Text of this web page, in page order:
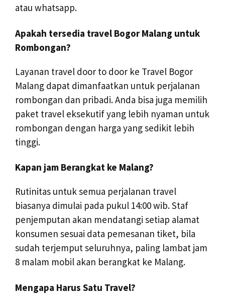
atau whatsapp.
Apakah tersedia travel Bogor Malang untuk
Rombongan?
Layanan travel door to door ke Travel Bogor
Malang dapat dimanfaatkan untuk perjalanan
rombongan dan pribadi. Anda bisa juga memilih
paket travel eksekutif yang lebih nyaman untuk
rombongan dengan harga yang sedikit lebih
tinggi.
Kapan jam Berangkat ke Malang?
Rutinitas untuk semua perjalanan travel
biasanya dimulai pada pukul 14:00 wib. Staf
penjemputan akan mendatangi setiap alamat
konsumen sesuai data pemesanan tiket, bila
sudah terjemput seluruhnya, paling lambat jam
8 malam mobil akan berangkat ke Malang.
Mengapa Harus Satu Travel?